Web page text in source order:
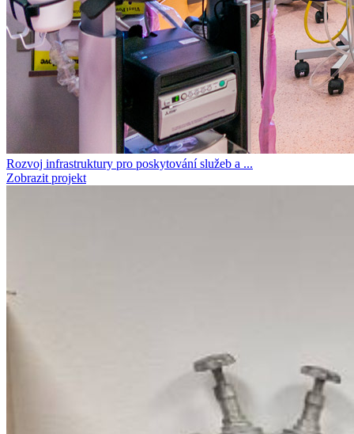
Rozvoj infrastruktury pro poskytování služeb a ...
Zobrazit projekt